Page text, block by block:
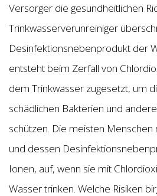
Versorger die gesundheitlichen
Trinkwasserverunreiniger
Desinfektionsnebenprodukt der
entsteht beim Zerfall von
dem Trinkwasser zugesetzt, um
schädlichen Bakterien und
schützen. Die meisten
und dessen
Ionen, auf, wenn sie mit
Wasser trinken. Welche Risiken